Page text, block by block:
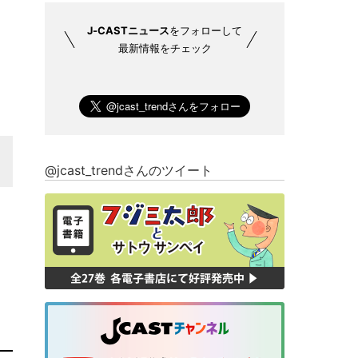
J-CASTニュースをフォローして
最新情報をチェック
@jcast_trendさんのツイート